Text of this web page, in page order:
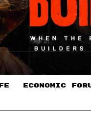
ECONOMIC